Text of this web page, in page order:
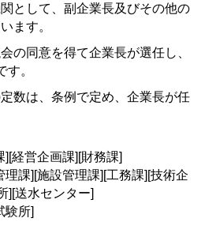
として、副企業長及びその他の
ます。
の同意を得て企業長が選任し、
す。
数は、条例で定め、企業長が任
][経営企画課][財務課]
理課][施設管理課][工務課][技術企
][送水センター]
]